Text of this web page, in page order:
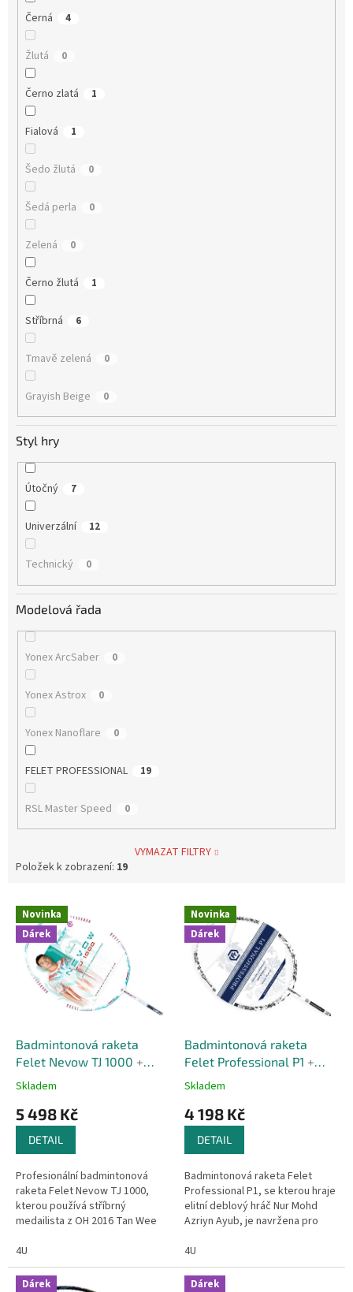
Černá 4
Žlutá 0
Černo zlatá 1
Fialová 1
Šedo žlutá 0
Šedá perla 0
Zelená 0
Černo žlutá 1
Stříbrná 6
Tmavě zelená 0
Grayish Beige 0
Styl hry
Útočný 7
Univerzální 12
Technický 0
Modelová řada
Yonex ArcSaber 0
Yonex Astrox 0
Yonex Nanoflare 0
FELET PROFESSIONAL 19
RSL Master Speed 0
VYMAZAT FILTRY
Položek k zobrazení: 19
V
p
Novinka
Dárek
Badmintonová raketa
Felet Nevow TJ 1000 +
Triko zdarma
Skladem
5 498 Kč
DETAIL
Profesionální badmintonová
raketa Felet Nevow TJ 1000,
kterou používá stříbrný
medailista z OH 2016 Tan Wee
hledající maximální výkon,
rychlost a...
4U
Novinka
Dárek
Badmintonová raketa
Felet Professional P1 +
Triko zdarma
Skladem
4 198 Kč
DETAIL
Badmintonová raketa Felet
Professional P1, se kterou hraje
elitní deblový hráč Nur Mohd
Azriyn Ayub, je navržena pro
na rychlost, přesnost a...
4U
Dárek Dárek